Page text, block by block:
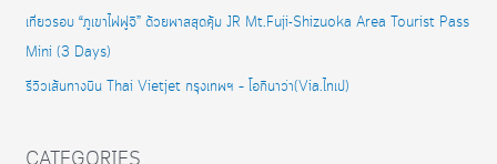
เที่ยวรอบ “ภูเขาไฟฟูจิ” ด้วยพาสสุดคุ้ม JR Mt.Fuji-Shizuoka Area Tourist Pass
Mini (3 Days)
รีวิวเส้นทางบิน Thai Vietjet กรุงเทพฯ – โอกินาว่า(Via.ไทเป)